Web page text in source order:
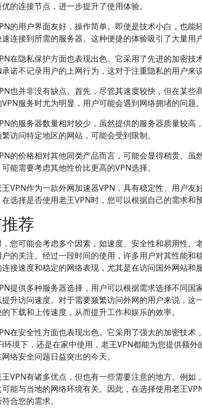
的连接节点，进一步提升了使用体验。
的用户界面友好，操作简单。即使是技术小白，也能
连接到所需的服务器。这种便捷的体验吸引了大量用
在隐私保护方面也表现出色。它采用了先进的加密
诺不记录用户的上网行为，这对于注重隐私的用户来
也并非没有缺点。首先，尽管其速度较快，但在某
服务时尤为明显，用户可能会遇到网络拥堵的问题。
的服务器数量相对较少，虽然提供的服务器质量较高
访问特定地区的网站，可能会受到限制。
的价格相对其他同类产品而言，可能会显得稍贵。虽
能需要考虑其他性价比更高的VPN选择。
VPN作为一款外网加速器VPN，具有稳定性、用户友
选择是否使用老王VPN时，您可以根据自己的需求和
荐
您可能会考虑多个因素，如速度、安全性和易用性。
的关注。经过一段时间的使用，许多用户对其性能和
接速度和稳定的网络表现，尤其是在访问国外网站和
提供多种服务器选择，用户可以根据需求选择不同国
升访问速度。对于需要频繁访问外网的用户来说，
下载和上传速度，从而提升工作和娱乐的效率。
在安全性方面也表现出色。它采用了强大的加密技术
环境下，还是在家中使用，老王VPN都能为您提供额
络安全问题日益突出的今天。
VPN有诸多优点，但也有一些需要注意的地方。例
能与当地的网络环境有关。因此，在选择使用老王
合您的需求。